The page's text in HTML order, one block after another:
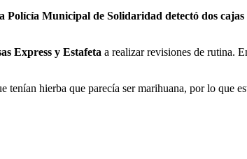
Municipal de Solidaridad detectó dos
Express y Estafeta a realizar revisiones de rutina.
hierba que parecía ser marihuana, por lo que